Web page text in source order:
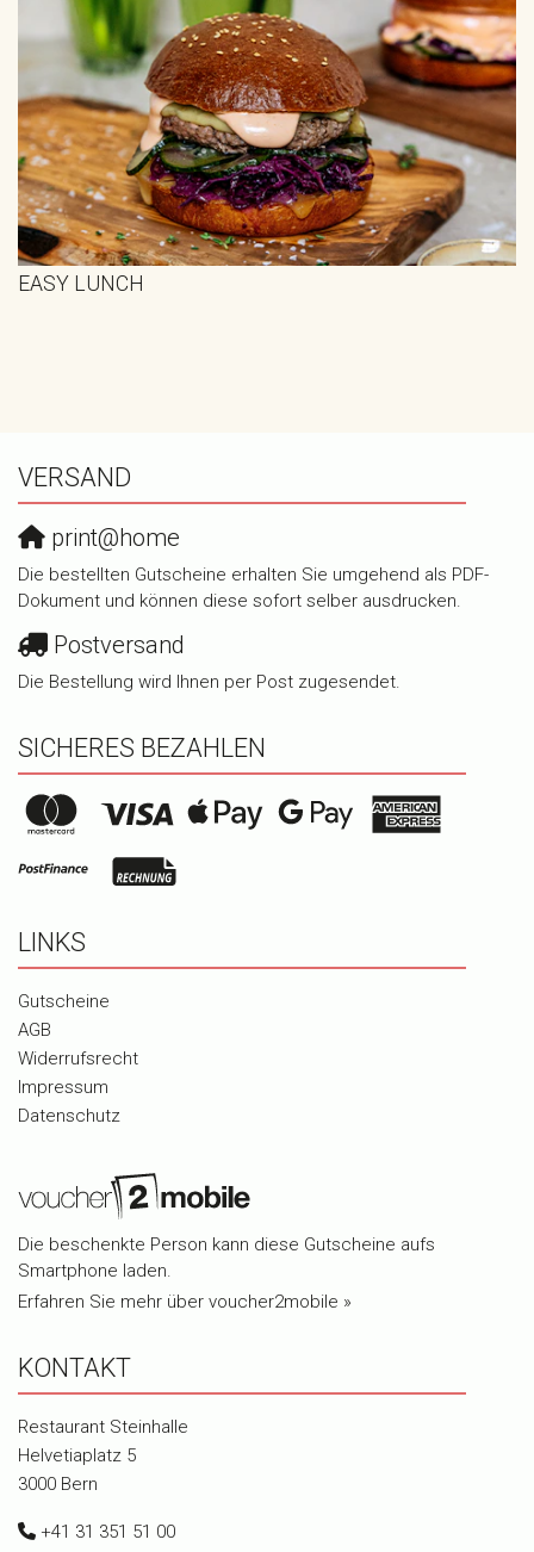
EASY LUNCH
VERSAND
print@home
Die bestellten Gutscheine erhalten Sie umgehend als PDF-
Dokument und können diese sofort selber ausdrucken.
Postversand
Die Bestellung wird Ihnen per Post zugesendet.
SICHERES BEZAHLEN
LINKS
Gutscheine
AGB
Widerrufsrecht
Impressum
Datenschutz
Die beschenkte Person kann diese Gutscheine aufs
Smartphone laden.
Erfahren Sie mehr über voucher2mobile »
KONTAKT
Restaurant Steinhalle
Helvetiaplatz 5
3000 Bern
+41 31 351 51 00